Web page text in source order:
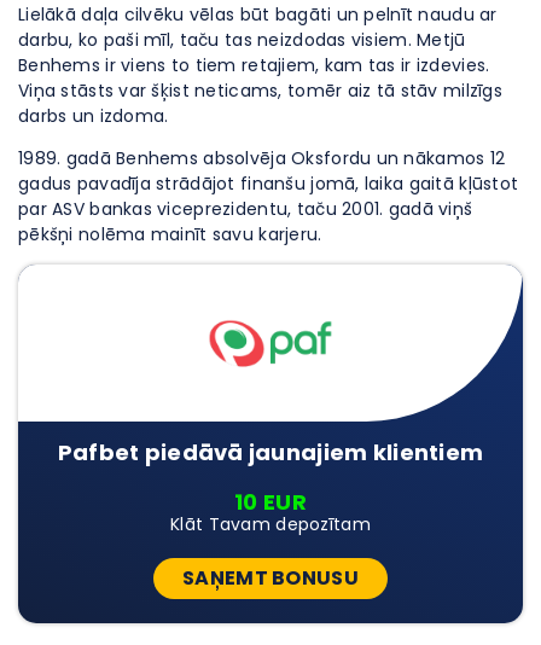
Lielākā daļa cilvēku vēlas būt bagāti un pelnīt naudu ar
darbu, ko paši mīl, taču tas neizdodas visiem. Metjū
Benhems ir viens to tiem retajiem, kam tas ir izdevies.
Viņa stāsts var šķist neticams, tomēr aiz tā stāv milzīgs
darbs un izdoma.
1989. gadā Benhems absolvēja Oksfordu un nākamos 12
gadus pavadīja strādājot finanšu jomā, laika gaitā kļūstot
par ASV bankas viceprezidentu, taču 2001. gadā viņš
pēkšņi nolēma mainīt savu karjeru.
Pafbet piedāvā jaunajiem klientiem
10 EUR
Klāt Tavam depozītam
SAŅEMT BONUSU